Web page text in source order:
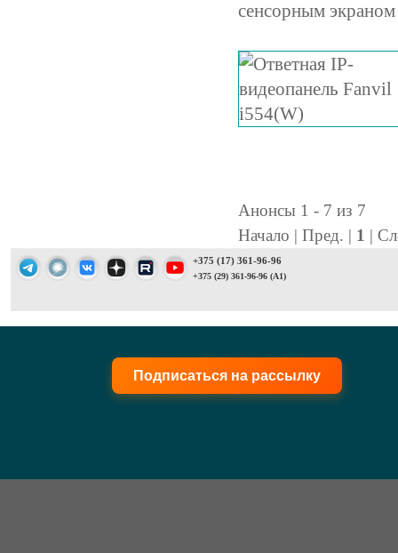
сенсорным
Анонсы 1 - 7 из 7
Начало | Пред. | 1 |
+375 (17) 361-96-96
+375 (29) 361-96-96 (A1)
Подписаться на рассылку